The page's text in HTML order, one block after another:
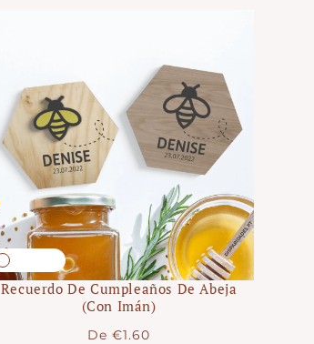
Recuerdo De Cumpleaños De Abeja
(con Imán)
Precio
De€1.60